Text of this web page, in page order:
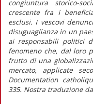
congiuntura storico-
crescente fra i
esclusi. I vescovi
disuguaglianza in un
ai responsabili politici
fenomeno che, dal loro
frutto di una
mercato, applicate
Documentation
335. Nostra traduzione